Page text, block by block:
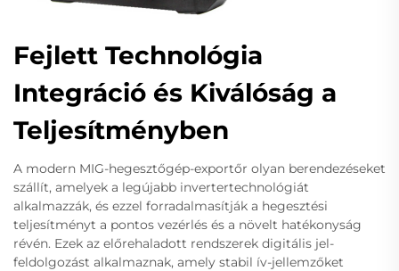
Fejlett Technológia
Integráció és Kiválóság a
Teljesítményben
A modern MIG-hegesztőgép-exportőr olyan berendezéseket
szállít, amelyek a legújabb invertertechnológiát
alkalmazzák, és ezzel forradalmasítják a hegesztési
teljesítményt a pontos vezérlés és a növelt hatékonyság
révén. Ezek az előrehaladott rendszerek digitális jel-
feldolgozást alkalmaznak, amely stabil ív-jellemzőket